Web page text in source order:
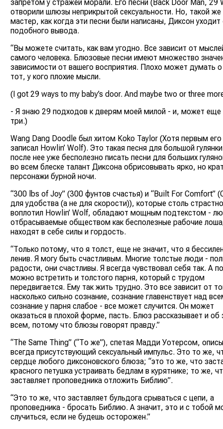
запретом у стражей морали. Его песни (Back Door Man, 29
отворили шлюзы неприкрытой сексуальности. Но, такой же
мастер, как когда эти песни были написаны, Диксон уходит
подобного вывода.
“Вы можете считать, как вам угодно. Все зависит от
самого человека. Блюзовые песни имеют множество
зависимости от вашего восприятия. Плохо может думать о
тот, у кого плохие мысли.
(I got 29 ways to my baby’s door. And maybe two or three
- Я знаю 29 подходов к дверям моей милой - и, может еще
три.)
Wang Dang Doodle был хитом Koko Taylor (Хотя первым его
записал Howlin’ Wolf). Это такая песня для большой
после нее уже бесполезно писать песни для больших
во всем блеске талант Диксона обрисовывать ярко, но
персонажи бурной ночи.
“300 lbs of Joy” (300 фунтов счастья) и “Built For Comfort”
для удобства (а не для скорости)), которые столь страстно
воплотил Howlin’ Wolf, обладают мощным подтекстом -
отбрасываемые обществом как бесполезные рабочие
находят в себе силы и гордость.
“Только потому, что я толст, еще не значит, что я
ленив. Я могу быть счастливым. Многие толстые люди -
радости, они счастливы. Я всегда чувствовал себя так. А
можно встретить и толстого парня, который с трудом
передвигается. Ему так жить трудно. Это все зависит от
насколько сильно сознание, сознание главенствует над
сознание у парня слабое - все может случится. Он может
оказаться в плохой форме, пасть. Блюз рассказывает и об
всем, потому что блюзы говорят правду.”
“The Same Thing” (“То же”), спетая Мадди Уотерсом,
всегда присутствующий сексуальный импульс. Это то же,
сердце любого диксоновского блюза; “это то же, что
красного петушка устраивать бедлам в курятнике; то же,
заставляет проповедника отложить Библию”.
“Это то же, что заставляет бульдога срываться с цепи, а
проповедника - бросать Библию. А значит, это и с тобой
случиться, если не будешь осторожен.”